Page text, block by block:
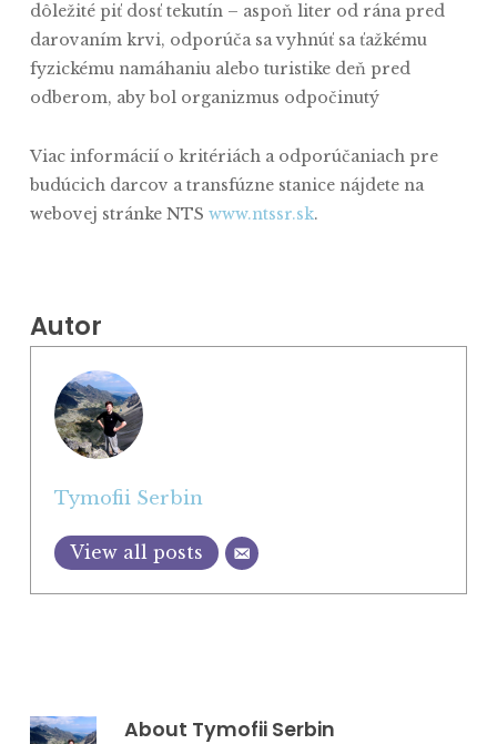
dôležité piť dosť tekutín – aspoň liter od rána pred
darovaním krvi, odporúča sa vyhnúť sa ťažkému
fyzickému namáhaniu alebo turistike deň pred
odberom, aby bol organizmus odpočinutý
Viac informácií o kritériách a odporúčaniach pre
budúcich darcov a transfúzne stanice nájdete na
webovej stránke NTS www.ntssr.sk.
Autor
Tymofii Serbin
View all posts
About Tymofii Serbin